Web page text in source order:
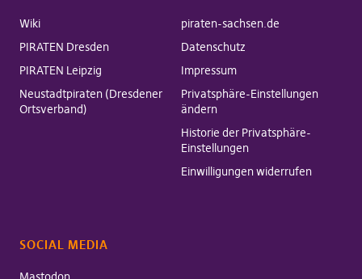
Wiki
PIRATEN Dresden
PIRATEN Leipzig
Neustadtpiraten (Dresdener
Ortsverband)
piraten-sachsen.de
Datenschutz
Impressum
Privatsphäre-Einstellungen
ändern
Historie der Privatsphäre-
Einstellungen
Einwilligungen widerrufen
SOCIAL MEDIA